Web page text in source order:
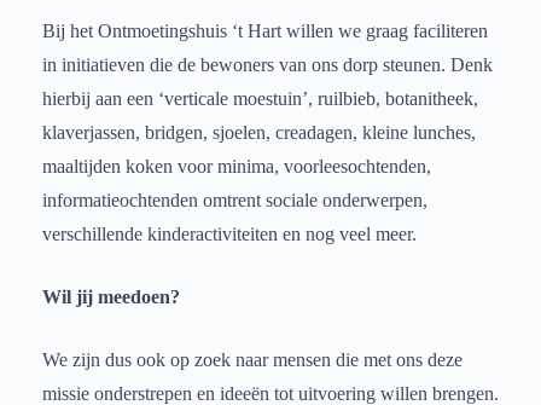
Bij het Ontmoetingshuis ‘t Hart willen we graag faciliteren
in initiatieven die de bewoners van ons dorp steunen. Denk
hierbij aan een ‘verticale moestuin’, ruilbieb, botanitheek,
klaverjassen, bridgen, sjoelen, creadagen, kleine lunches,
maaltijden koken voor minima, voorleesochtenden,
informatieochtenden omtrent sociale onderwerpen,
verschillende kinderactiviteiten en nog veel meer.
Wil jij meedoen?
We zijn dus ook op zoek naar mensen die met ons deze
missie onderstrepen en ideeën tot uitvoering willen brengen.